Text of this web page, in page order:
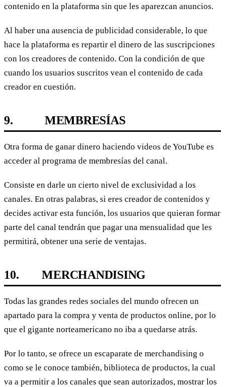
contenido en la plataforma sin que les aparezcan anuncios.
Al haber una ausencia de publicidad considerable, lo que
hace la plataforma es repartir el dinero de las suscripciones
con los creadores de contenido. Con la condición de que
cuando los usuarios suscritos vean el contenido de cada
creador en cuestión.
9. MEMBRESÍAS
Otra forma de ganar dinero haciendo videos de YouTube es
acceder al programa de membresías del canal.
Consiste en darle un cierto nivel de exclusividad a los
canales. En otras palabras, si eres creador de contenidos y
decides activar esta función, los usuarios que quieran formar
parte del canal tendrán que pagar una mensualidad que les
permitirá, obtener una serie de ventajas.
10. MERCHANDISING
Todas las grandes redes sociales del mundo ofrecen un
apartado para la compra y venta de productos online, por lo
que el gigante norteamericano no iba a quedarse atrás.
Por lo tanto, se ofrece un escaparate de merchandising o
como se le conoce también, biblioteca de productos, la cual
va a permitir a los canales que sean autorizados, mostrar los